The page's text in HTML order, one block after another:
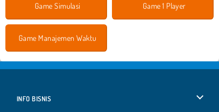
Game Simulasi Game 1 Player
Game Manajemen Waktu
INFO BISNIS